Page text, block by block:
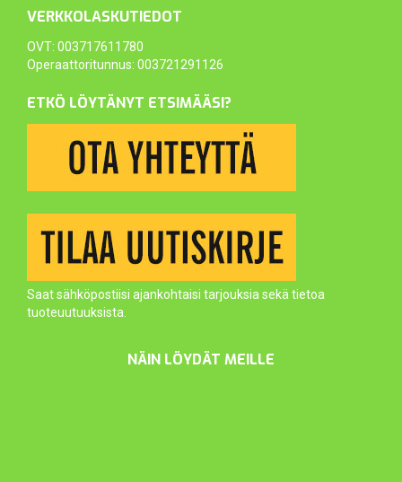
VERKKOLASKUTIEDOT
OVT: 003717611780
Operaattoritunnus: 003721291126
ETKÖ LÖYTÄNYT ETSIMÄÄSI?
Saat sähköpostiisi ajankohtaisi tarjouksia sekä tietoa
tuoteuutuuksista.
NÄIN LÖYDÄT MEILLE